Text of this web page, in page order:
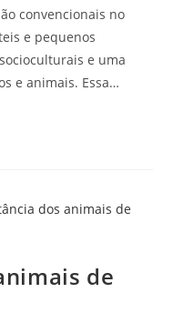
convencionais no
e pequenos
e uma
e animais. Essa…
de